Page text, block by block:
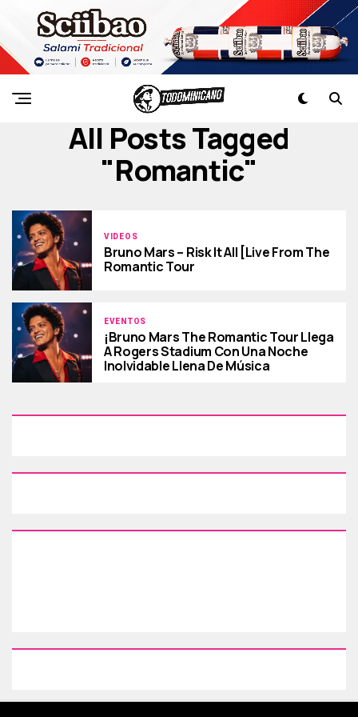
All Posts Tagged
"Romantic"
VIDEOS
Bruno Mars – Risk It All [Live From The
Romantic Tour
EVENTOS
¡Bruno Mars The Romantic Tour Llega
A Rogers Stadium Con Una Noche
Inolvidable Llena De Música